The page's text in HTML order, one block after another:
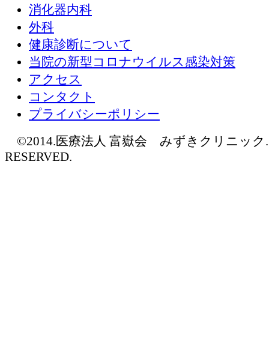
消化器内科
外科
健康診断について
当院の新型コロナウイルス感染対策
アクセス
コンタクト
プライバシーポリシー
©2014.医療法人 富嶽会 みずきクリニック.
RESERVED.